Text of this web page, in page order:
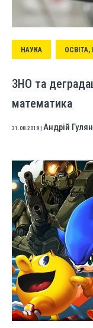
НАУКА
ЗНО та
математика
31.08.2018 Андрій